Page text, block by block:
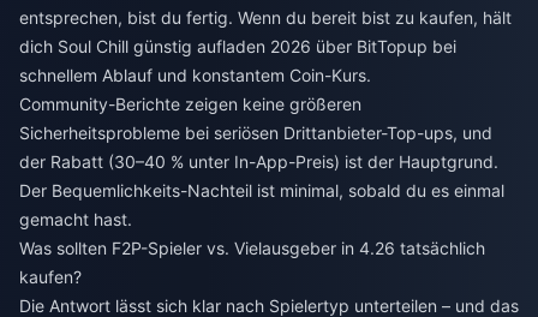
entsprechen, bist du fertig. Wenn du bereit bist zu kaufen, hält
dich Soul Chill günstig aufladen 2026 über BitTopup bei
schnellem Ablauf und konstantem Coin-Kurs.
Community-Berichte zeigen keine größeren
Sicherheitsprobleme bei seriösen Drittanbieter-Top-ups, und
der Rabatt (30–40 % unter In-App-Preis) ist der Hauptgrund.
Der Bequemlichkeits-Nachteil ist minimal, sobald du es einmal
gemacht hast.
Was sollten F2P-Spieler vs. Vielausgeber in 4.26 tatsächlich
kaufen?
Die Antwort lässt sich klar nach Spielertyp unterteilen – und das